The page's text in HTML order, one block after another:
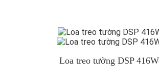
Loa treo tường DSP